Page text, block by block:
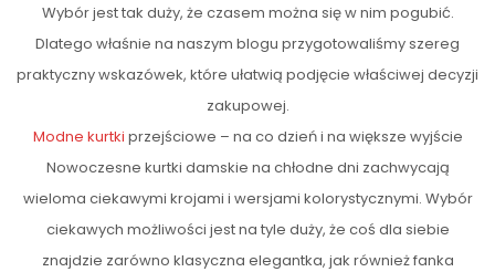
Wybór jest tak duży, że czasem można się w nim pogubić.
Dlatego właśnie na naszym blogu przygotowaliśmy szereg
praktyczny wskazówek, które ułatwią podjęcie właściwej decyzji
zakupowej.
Modne kurtki przejściowe – na co dzień i na większe wyjście
Nowoczesne kurtki damskie na chłodne dni zachwycają
wieloma ciekawymi krojami i wersjami kolorystycznymi. Wybór
ciekawych możliwości jest na tyle duży, że coś dla siebie
znajdzie zarówno klasyczna elegantka, jak również fanka